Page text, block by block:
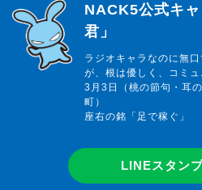
らじっと君
NACK5公式キ
君」
ラジオキャラなのに無
が、根は優しく、コミ
3月3日（桃の節句・耳
町）
座右の銘「足で稼ぐ」
LINEスタン